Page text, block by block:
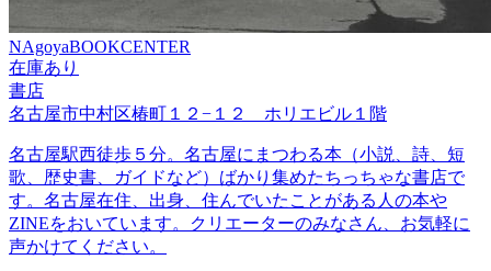
NAgoyaBOOKCENTER
在庫あり
書店
名古屋市中村区椿町１２−１２ ホリエビル１階
名古屋駅西徒歩５分。名古屋にまつわる本（小説、詩、短
歌、歴史書、ガイドなど）ばかり集めたちっちゃな書店で
す。名古屋在住、出身、住んでいたことがある人の本や
ZINEをおいています。クリエーターのみなさん、お気軽に
声かけてください。